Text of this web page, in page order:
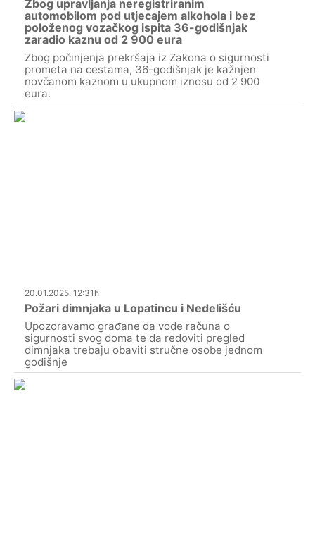
Zbog upravljanja neregistriranim
automobilom pod utjecajem alkohola i bez
položenog vozačkog ispita 36-godišnjak
zaradio kaznu od 2 900 eura
Zbog počinjenja prekršaja iz Zakona o sigurnosti
prometa na cestama, 36-godišnjak je kažnjen
novčanom kaznom u ukupnom iznosu od 2 900
eura.
20.01.2025. 12:31h
Požari dimnjaka u Lopatincu i Nedelišću
Upozoravamo građane da vode računa o
sigurnosti svog doma te da redoviti pregled
dimnjaka trebaju obaviti stručne osobe jednom
godišnje